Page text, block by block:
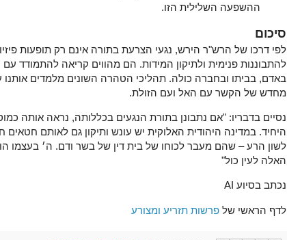
ההשפעה השלילית הזו.
סיכום
לפי דרכו של הרש"ר הירש, נגעי הצרעת בתורה אינם רק תופעות
להתבוננות פנימית ולתיקון המידות. הם מהווים קריאה להתמודד עם
באדם, בביתו ובחברה כולה. תהליכי הטהרה השונים מלמדים אותנו
מחדש של הקשר עם האל ועם הזולת.
נסיים בדבריו: "אם נתבונן בתורת הנגעים בכללותה, נראה אותה
היחיד. במדינה היהודית האלוקית יש עונש ותיקון גם לאותם חטאים
לשון הרע – שהם מעבר לכוחו של בית דין של בשר ודם. ה׳ בעצמו
האלה לעין כול"
נכתב בסיוע AI
לדף הראשי של פרשות תזריע ומצורע